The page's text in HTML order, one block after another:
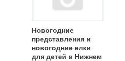
Новогодние
представления и
новогодние елки
для детей в Нижнем